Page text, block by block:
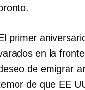
primer
en la
de emigrar
de que EE